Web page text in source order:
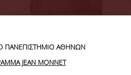
ΠΑΝΕΠΙΣΤΗΜΙΟ ΑΘΗΝΩΝ
JEANMONNET